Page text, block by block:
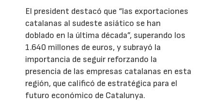
El president destacó que “las exportaciones
catalanas al sudeste asiático se han
doblado en la última década”, superando los
1.640 millones de euros, y subrayó la
importancia de seguir reforzando la
presencia de las empresas catalanas en esta
región, que calificó de estratégica para el
futuro económico de Catalunya.